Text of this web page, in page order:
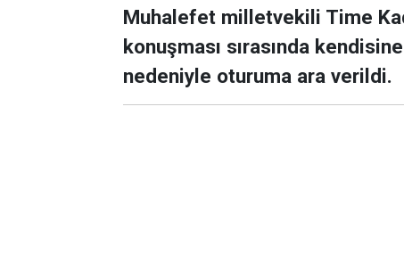
Muhalefet milletvekili Time
konuşması sırasında
nedeniyle oturuma ara verildi.